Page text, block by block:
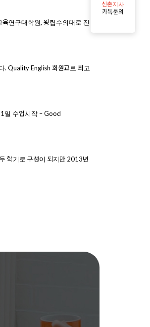
신촌지사
카톡문의
연구대학원, 왕립수의대로 진
. Quality English 회원교로 최고
일 수업시작 – Good
학기로 구성이 되지만 2013년